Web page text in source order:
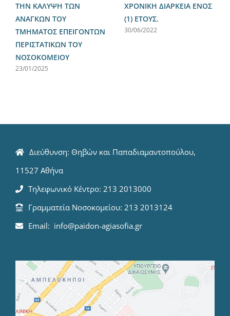
ΤΗΝ ΚΑΛΥΨΗ ΤΩΝ
ΑΝΑΓΚΩΝ ΤΟΥ
ΤΜΗΜΑΤΟΣ ΕΠΕΙΓΟΝΤΩΝ
ΠΕΡΙΣΤΑΤΙΚΩΝ ΤΟΥ
ΝΟΣΟΚΟΜΕΙΟΥ
23/01/2025
ΧΡΟΝΙΚΗ ΔΙΑΡΚΕΙΑ ΕΝΟΣ
(1) ΕΤΟΥΣ.
30/06/2022
Διεύθυνση: Θηβών και Παπαδιαμαντοπούλου,
11527 Αθήνα
Τηλεφωνικό Κέντρο: 213 2013000
Γραμματεία Νοσοκομείου: 213 2013124
Email: info@paidon-agiasofia.gr